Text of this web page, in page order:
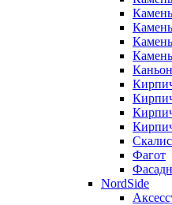
Каньон
Фагот
NordSide